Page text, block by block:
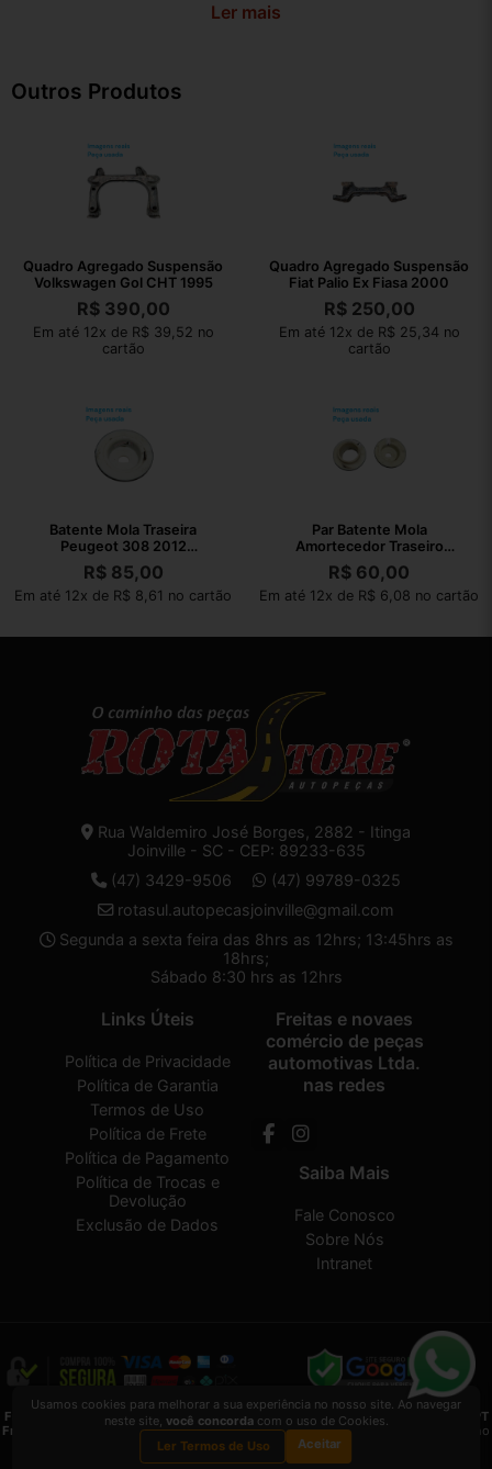
Ler mais
Outros Produtos
Quadro Agregado Suspensão
Volkswagen Gol CHT 1995
R$390,00
Em até 12x de R$ 39,52 no
cartão
Quadro Agregado Suspensão
Fiat Palio Ex Fiasa 2000
R$250,00
Em até 12x de R$ 25,34 no
cartão
Batente Mola Traseira
Peugeot 308 2012
9633462080
R$85,00
Em até 12x de R$ 8,61 no cartão
Par Batente Mola
Amortecedor Traseiro
Peugeot 307 2010
R$ 60,00
Em até 12x de R$ 6,08 no cartão
Rua Waldemiro José Borges, 2882 - Itinga
Joinville - SC - CEP: 89233-635
(47) 3429-9506
(47) 99789-0325
rotasul.autopecasjoinville@gmail.com
Segunda a sexta feira das 8hrs as 12hrs; 13:45hrs as
18hrs;
Sábado 8:30 hrs as 12hrs
Links Úteis
Política de Privacidade
Política de Garantia
Termos de Uso
Política de Frete
Política de Pagamento
Política de Trocas e
Devolução
Exclusão de Dados
Freitas e novaes
comércio de peças
automotivas Ltda.
nas redes
Saiba Mais
Fale Conosco
Sobre Nós
Intranet
Freitas e novaes comércio de peças automotivas Ltda.2026 CREATED BYVAAPT
Freitas e novaes comércio de peças automotivas Ltda.é uma empresa inscrita no
CNPJ13.495.371/0001-33
Usamos cookies para melhorar a sua experiência no nosso site. Ao navegar
neste site, você concordacom o uso de Cookies.
Ler Termos de Uso
Aceitar